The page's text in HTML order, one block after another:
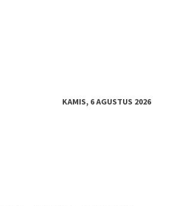
KAMIS, 6 AGUSTUS 2026